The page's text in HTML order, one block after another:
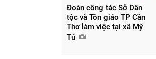
Đoàn công tác Sở Dân
tộc và Tôn giáo TP Cần
Thơ làm việc tại xã Mỹ
Tú